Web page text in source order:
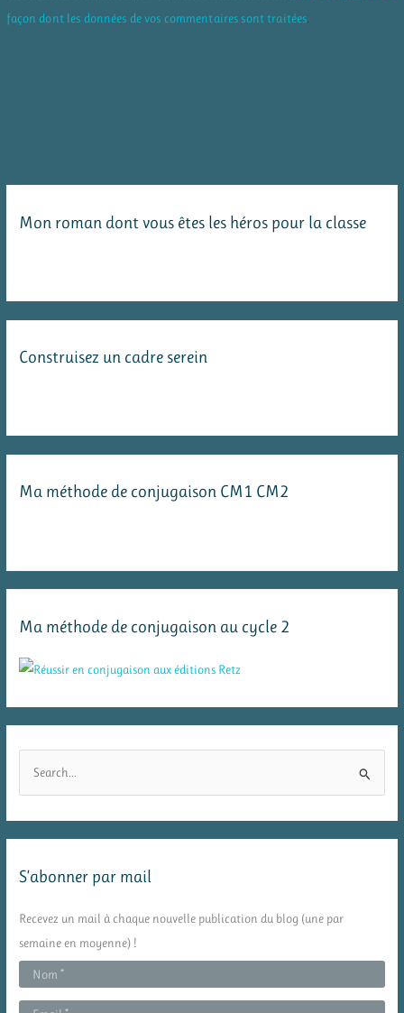
façon dont les données de vos commentaires sont traitées
Mon roman dont vous êtes les héros pour la classe
Construisez un cadre serein
Ma méthode de conjugaison CM1 CM2
Ma méthode de conjugaison au cycle 2
rS’abonner par mail
Recevez un mail à chaque nouvelle publication du blog (une par
semaine en moyenne) !